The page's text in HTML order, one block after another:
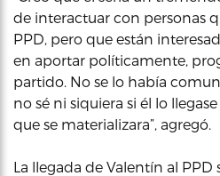
de interactuar con personas
PPD, pero que están
en aportar políticamente,
partido. No se lo había
no sé ni siquiera si él lo
que se materializara”, agregó.
La llegada de Valentín al